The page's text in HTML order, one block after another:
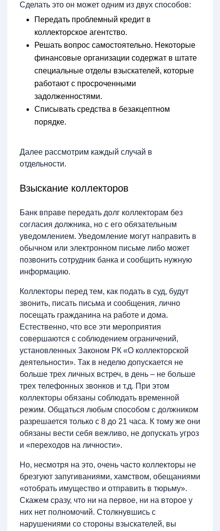
Сделать это он может одним из двух способов:
Передать проблемный кредит в
коллекторское агентство.
Решать вопрос самостоятельно. Некоторые
финансовые организации содержат в штате
специальные отделы взыскателей, которые
работают с просроченными
задолженностями.
Списывать средства в безакцептном
порядке.
Далее рассмотрим каждый случай в
отдельности.
Взыскание коллекторов
Банк вправе передать долг коллекторам без
согласия должника, но с его обязательным
уведомлением. Уведомление могут направить в
обычном или электронном письме либо может
позвонить сотрудник банка и сообщить нужную
информацию.
Коллекторы перед тем, как подать в суд, будут
звонить, писать письма и сообщения, лично
посещать гражданина на работе и дома.
Естественно, что все эти мероприятия
совершаются с соблюдением ограничений,
установленных Законом РК «О коллекторской
деятельности». Так в неделю допускается не
больше трех личных встреч, в день – не больше
трех телефонных звонков и т.д. При этом
коллекторы обязаны соблюдать временной
режим. Общаться любым способом с должником
разрешается только с 8 до 21 часа. К тому же они
обязаны вести себя вежливо, не допускать угроз
и «переходов на личности».
Но, несмотря на это, очень часто коллекторы не
брезгуют запугиваниями, хамством, обещаниями
«отобрать имущество и отправить в тюрьму».
Скажем сразу, что ни на первое, ни на второе у
них нет полномочий. Столкнувшись с
нарушениями со стороны взыскателей, вы